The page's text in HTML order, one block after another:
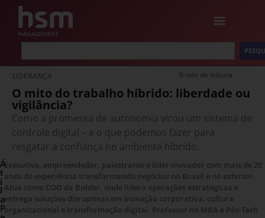
LIDERANÇA 0 min de leitura
O mito do trabalho híbrido: liberdade ou
vigilância?
Como a promessa de autonomia virou um sistema de
controle digital – e o que podemos fazer para
resgatar a confiança no ambiente híbrido.
Á
t
i
l
a
P
Executivo, empreendedor, palestrante e líder inovador com mais de 20
anos de experiência transformando negócios no Brasil e no exterior.
Atua como COO da Bolder, onde lidera operações estratégicas e
entrega soluções disruptivas em inovação corporativa, cultura
organizacional e transformação digital. Professor no MBA e Pós-Tech